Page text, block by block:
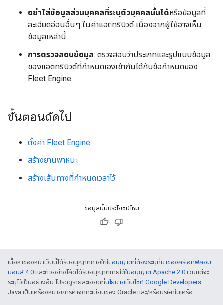
อย่าใส่ข้อมูลส่วนบุคคลที่ระบุตัวบุคคลนั้นได้หรือข้อมูลที่
ละเอียดอ่อนอื่นๆ ในค่าแอตทริบิวต์ เนื่องจากผู้ใช้อาจเห็น
ข้อมูลเหล่านี้
การตรวจสอบข้อมูล: ตรวจสอบว่าประเภทและรูปแบบข้อมูล
ของแอตทริบิวต์ที่กำหนดเองเข้ากันได้กับข้อกำหนดของ
Fleet Engine
ขั้นตอนถัดไป
ตั้งค่า Fleet Engine
สร้างยานพาหนะ
สร้างเส้นทางที่กำหนดเวลาไว้
ข้อมูลนี้มีประโยชน์ไหม
เนื้อหาของหน้าเว็บนี้ได้รับอนุญาตภายใต้ใบอนุญาตที่ต้องระบุที่มาของครีเอทีฟคอม
มอนส์ 4.0 และตัวอย่างโค้ดได้รับอนุญาตภายใต้ใบอนุญาต Apache 2.0 เว้นแต่จะ
ระบุไว้เป็นอย่างอื่น โปรดดูรายละเอียดที่นโยบายเว็บไซต์ Google Developers
Java เป็นเครื่องหมายการค้าจดทะเบียนของ Oracle และ/หรือบริษัทในเครือ